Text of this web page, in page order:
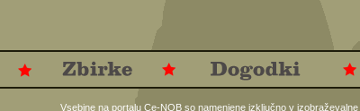
Vsebine na portalu Ce-NOB so namenjene izključno v